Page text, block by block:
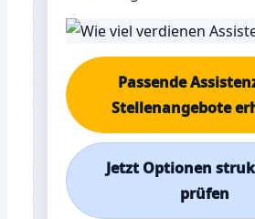
Passende
Stellenangebote
Jetzt Optionen
prüfen